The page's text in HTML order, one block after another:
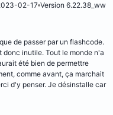
02-17 Version 6.22.38_ww
de passer par un flashcode.
inutile. Tout le monde n'a
été bien de permettre
comme avant, ça marchait
d'y penser. Je désinstalle car